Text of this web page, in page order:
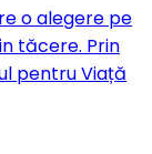
o alegere pe
tăcere. Prin
pentru Viață